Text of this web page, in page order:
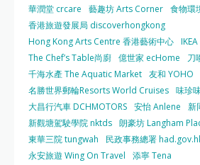
華潤堂 crcare
藝趣坊 Arts Corner 食物環
香港旅遊發展局 discoverhongkong
Hong Kong Arts Centre 香港藝術中心 IKEA
The Chef’s Table尚廚 億世家 ecHome
刀
千海水產 The Aquatic Market 友和 YOHO
名勝世界郵輪Resorts World Cruises 味珍
大昌行汽車 DCHMOTORS 安怡 Anlene
新
新觀塘駕駛學院 nktds 朗豪坊 Langham
東華三院 tungwah
民政事務總署
永安旅遊 Wing On Travel
添寧 Tena